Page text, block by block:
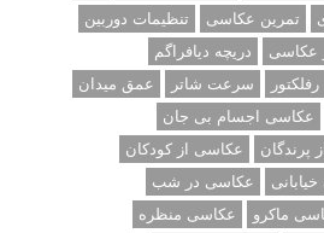
تمرین عکاسی
تنظیمات دوربین
عکاسی
دریچه دیافراگم
رفلکتور سرعت شاتر
عمق میدان
عکاسی اجسام بی جان
پرندگان
عکاسی از کودکان
عکاسی در شب
ماکرو
عکاسی منظره